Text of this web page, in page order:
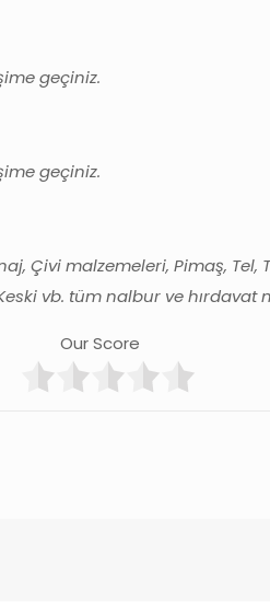
geçiniz.
geçiniz.
Çivi malzemeleri, Pimaş,
vb. tüm nalbur ve
Our Score